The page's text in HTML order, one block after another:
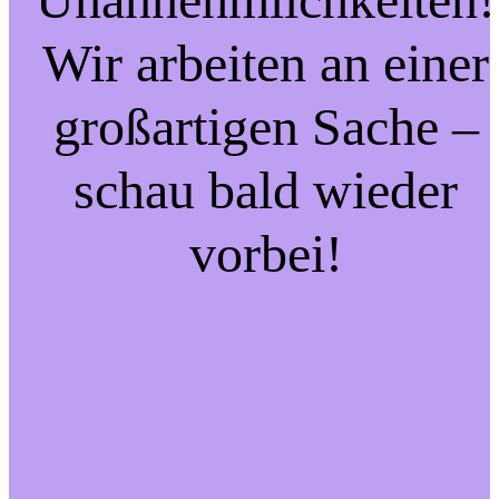
Wir arbeiten an einer
großartigen Sache –
schau bald wieder
vorbei!